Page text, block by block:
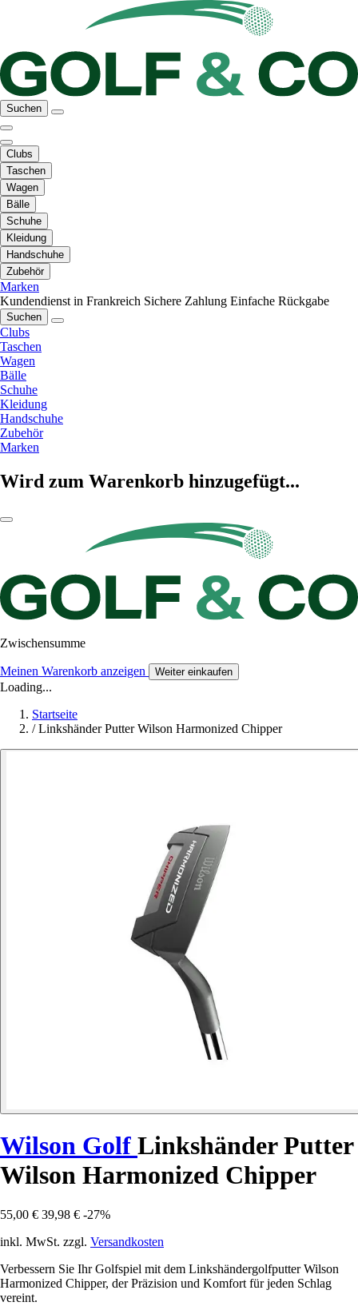
Suchen
Clubs
Taschen
Wagen
Bälle
Schuhe
Kleidung
Handschuhe
Zubehör
Marken
Kundendienst in Frankreich Sichere Zahlung Einfache Rückgabe
Suchen
Clubs
Taschen
Wagen
Bälle
Schuhe
Kleidung
Handschuhe
Zubehör
Marken
Wird zum Warenkorb hinzugefügt...
Zwischensumme
Meinen Warenkorb anzeigen Weiter einkaufen
Loading...
Startseite
/ Linkshänder Putter Wilson Harmonized Chipper
Wilson Golf Linkshänder Putter
Wilson Harmonized Chipper
55,00 € 39,98 € -27%
inkl. MwSt. zzgl. Versandkosten
Verbessern Sie Ihr Golfspiel mit dem Linkshändergolfputter Wilson
Harmonized Chipper, der Präzision und Komfort für jeden Schlag
vereint.